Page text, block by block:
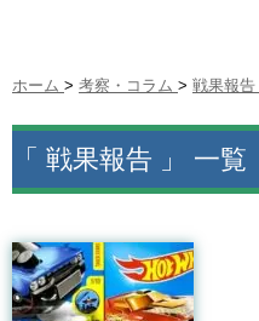
ホーム > 考察・コラム > 戦果報告
「 戦果報告 」 一覧